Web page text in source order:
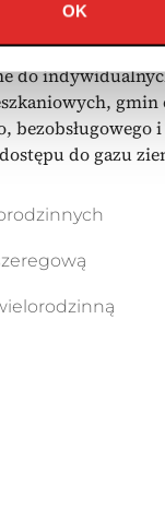
OK
podobnych
do
bezobsługowego
do gazu